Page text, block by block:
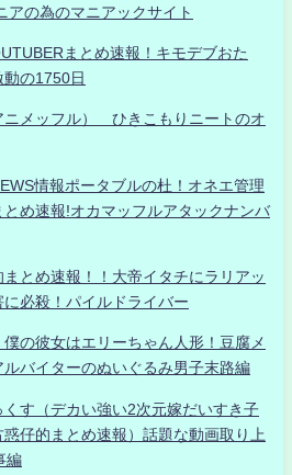
アの為のマニアックサイト
まとめ速報！キモデブおた
の1750日
ニメッフル） ひきこもりニートのオ
情報ポータブルの杜！オネエ管理
とめ速報!オカマッフルアタックナンバ
とめ速報！！大帝イタチにラリアッ
に必殺！パイルドライバー
の彼女はエリーちゃん人形！豆腐メ
バイターのぬいぐるみ男子末路編
す（デカい強い2次元嫁だいすき子
仔的まとめ速報）話題な動画取り上
編